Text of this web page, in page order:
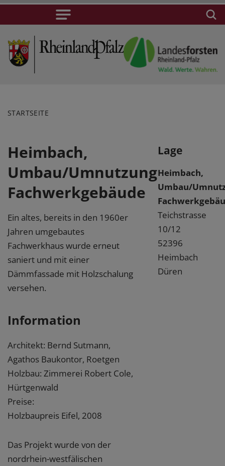
STARTSEITE
Heimbach,
Umbau/Umnutzung
Fachwerkgebäude
Ein altes, bereits in den 1960er
Jahren umgebautes
Fachwerkhaus wurde erneut
saniert und mit einer
Dämmfassade mit Holzschalung
versehen.
Information
Architekt: Bernd Sutmann,
Agathos Baukontor, Roetgen
Holzbau: Zimmerei Robert Cole,
Hürtgenwald
Preise:
Holzbaupreis Eifel, 2008
Das Projekt wurde von der
nordrhein-westfälischen
Lage
Heimbach,
Umbau/
Teichstrasse
10/12
52396
Heimbach
Düren